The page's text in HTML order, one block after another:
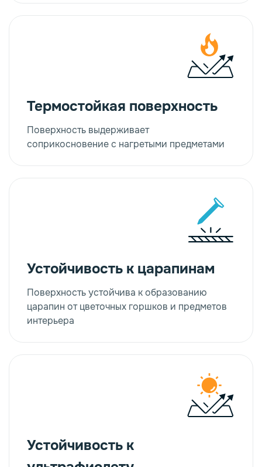
Термостойкая поверхность
Поверхность выдерживает
соприкосновение с нагретыми предметами
Устойчивость к царапинам
Поверхность устойчива к образованию
царапин от цветочных горшков и предметов
интерьера
Устойчивость к